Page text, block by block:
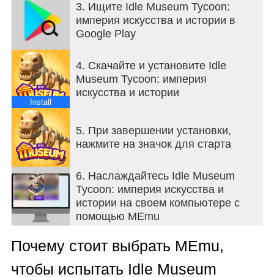
величайшими умами! Как насчет выставки работ
Леонардо да Винчи в вашей галерее эпохи
Возрождения?
Открывайте не только художественные галереи,
организуйте исторические и научные
экспозиции! Представьте на выставке юрского
периода величайшие находки динозавров,
например ископаемых трицератопсов или
могучего тираннозавра! Постройте галерею с
реликвиями из Египта, Греции или Китая,
артефактами древних цивилизаций, таких как
ацтеки и майя, и представляйте различные
исторические предметы со всего мира.
Как насчет путешествия в космическое
пространство? Ваши гости могут посетить
галерею космоса, в которой представлены
самые большие достижения в астрономии!
Помимо космических зондов, ракет, спутников,
космических костюмов, кораблей и прочих
технологий, созданных человечеством,
3. Ищите Idle Museum Tycoon:
империя искусства и истории в
Google Play
Install
4. Скачайте и установите Idle
Museum Tycoon: империя
искусства и истории
5. При завершении установки,
нажмите на значок для старта
6. Наслаждайтесь Idle Museum
Tycoon: империя искусства и
истории на своем компьютере с
помощью MEmu
Почему стоит выбрать MEmu,
чтобы испытать Idle Museum